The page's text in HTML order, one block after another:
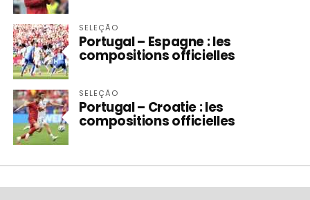
SELEÇÃO
Portugal – Espagne : les
compositions officielles
SELEÇÃO
Portugal – Croatie : les
compositions officielles